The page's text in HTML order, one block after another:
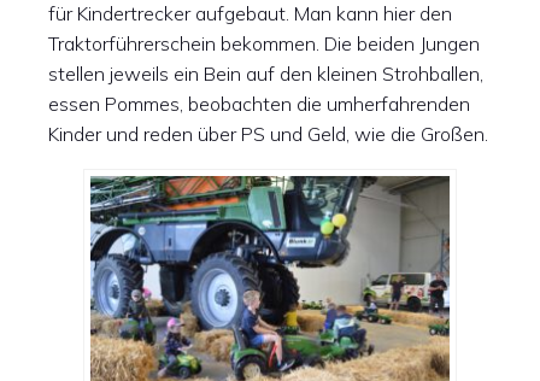
für Kindertrecker aufgebaut. Man kann hier den
Traktorführerschein bekommen. Die beiden Jungen
stellen jeweils ein Bein auf den kleinen Strohballen,
essen Pommes, beobachten die umherfahrenden
Kinder und reden über PS und Geld, wie die Großen.